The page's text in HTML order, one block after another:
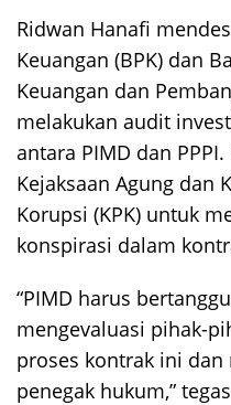
Ridwan Hanafi
Keuangan (BPK) dan
Keuangan dan
melakukan audit
antara PIMD dan
Kejaksaan Agung dan
Korupsi (KPK) untuk
konspirasi dalam
“PIMD harus
mengevaluasi pihak-
proses kontrak ini dan
penegak hukum,”